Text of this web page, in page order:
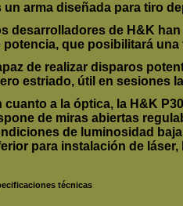
un arma diseñada para tiro
desarrolladores de H&K
potencia, que posibilitará
de realizar disparos
estriado, útil en sesiones
cuanto a la óptica, la H&K P30
de miras abiertas
de luminosidad
para instalación de
técnicas